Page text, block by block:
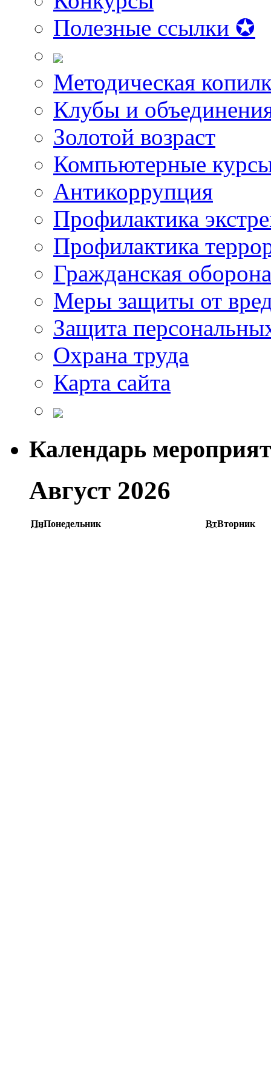
Полезные ссылки ✪
Методическая
Клубы и
Золотой возраст
Компьютерные
Антикоррупция
Профилактика
Профилактика
Гражданская оборона
Меры защиты от
Защита
Охрана труда
Карта сайта
Календарь
Август 2026
ПнПонедельник ВтВторник